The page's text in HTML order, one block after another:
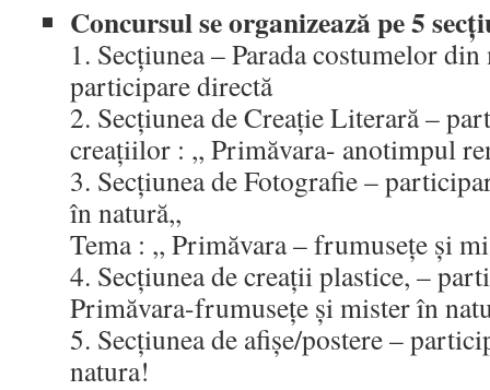
Concursul se organizează pe 5
1. Secțiunea – Parada costumelor
participare directă
2. Secțiunea de Creație Literară –
creațiilor : ,, Primăvara- anotimpul
3. Secțiunea de Fotografie –
în natură,,
Tema : ,, Primăvara – frumusețe și
4. Secțiunea de creații plastice, –
Primăvara-frumusețe și mister în
5. Secțiunea de afișe/postere –
natura!